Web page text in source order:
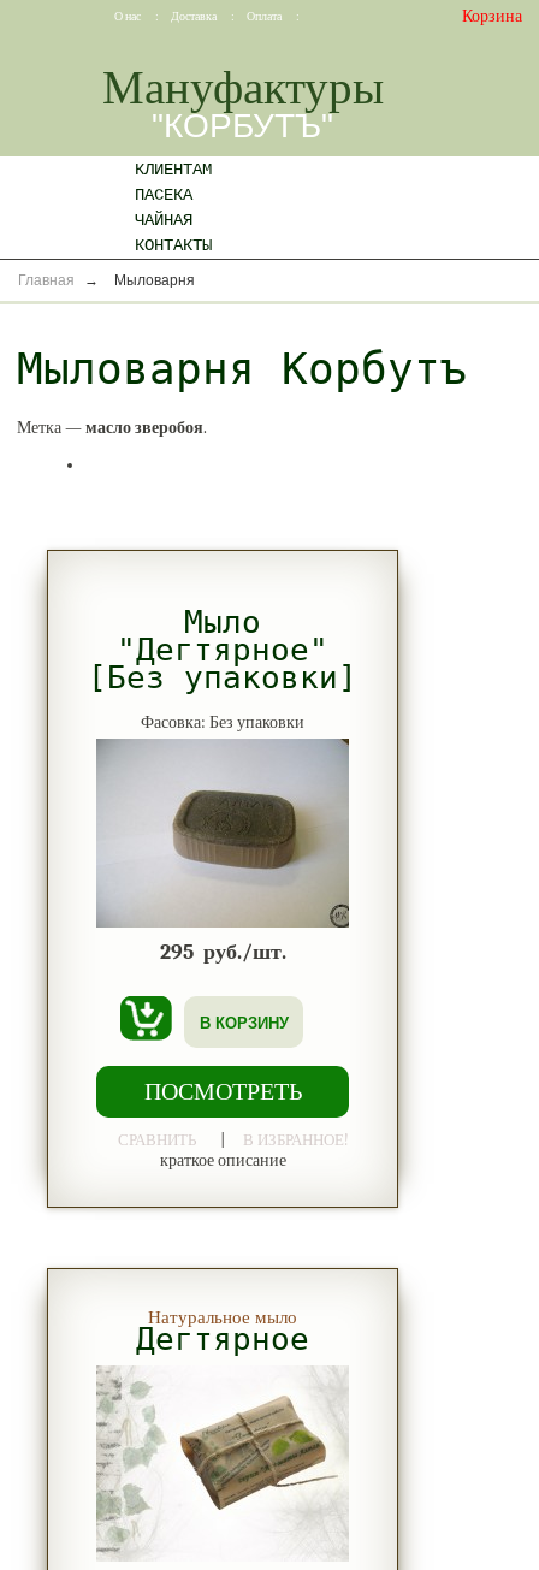
О нас : Доставка : Оплата : Корзина
Мануфактуры
"КОРБУТЪ"
КЛИЕНТАМ
ПАСЕКА
ЧАЙНАЯ
КОНТАКТЫ
Главная → Мыловарня
Мыловарня Корбутъ
Метка —масло зверобоя.
Мыло
"Дегтярное"
[Без упаковки]
Фасовка: Без упаковки
295 руб./шт.
В КОРЗИНУ
ПОСМОТРЕТЬ
СРАВНИТЬ В ИЗБРАННОЕ!
краткое описание
Натуральное мыло
Дегтярное